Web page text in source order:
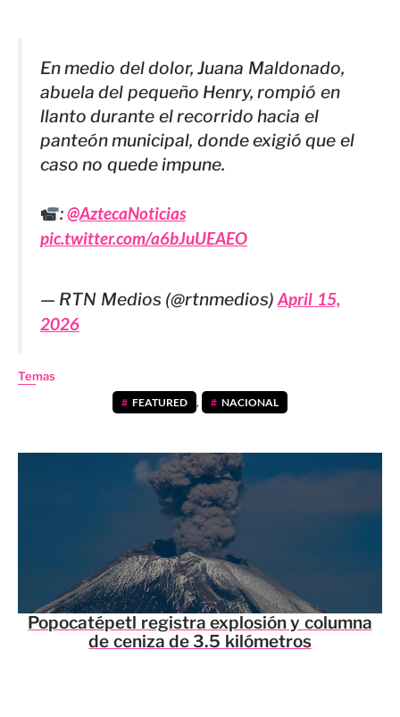
En medio del dolor, Juana Maldonado,
abuela del pequeño Henry, rompió en
llanto durante el recorrido hacia el
panteón municipal, donde exigió que el
caso no quede impune.
:@AztecaNoticias
pic.twitter.com/a6bJuUEAEO
— RTN Medios (@rtnmedios)April 15,
2026
Temas
FEATURED , NACIONAL
Popocatépetl registra explosión y columna
de ceniza de 3.5 kilómetros